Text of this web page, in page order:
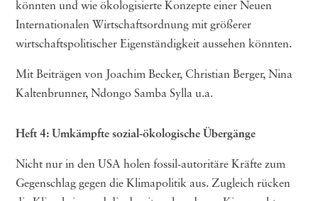
könnten und wie ökologisierte Konzepte einer Neuen
Internationalen Wirtschaftsordnung mit größerer
wirtschaftspolitischer Eigenständigkeit aussehen könnten.
Mit Beiträgen von Joachim Becker, Christian Berger, Nina
Kaltenbrunner, Ndongo Samba Sylla u.a.
Heft 4: Umkämpfte sozial-ökologische Übergänge
Nicht nur in den USA holen fossil-autoritäre Kräfte zum
Gegenschlag gegen die Klimapolitik aus. Zugleich rücken